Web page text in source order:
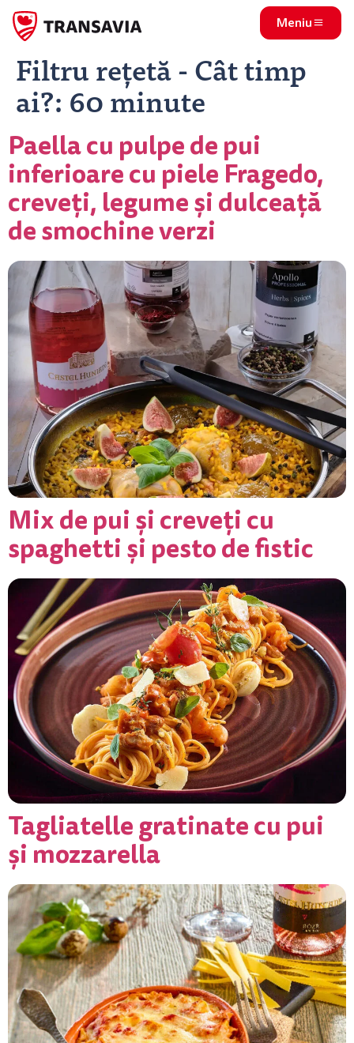
Meniu
Filtru rețetă - Cât timp
ai?: 60 minute
Paella cu pulpe de pui
inferioare cu piele Fragedo,
creveți, legume și dulceață
de smochine verzi
Mix de pui și creveți cu
spaghetti și pesto de fistic
Tagliatelle gratinate cu pui
și mozzarella